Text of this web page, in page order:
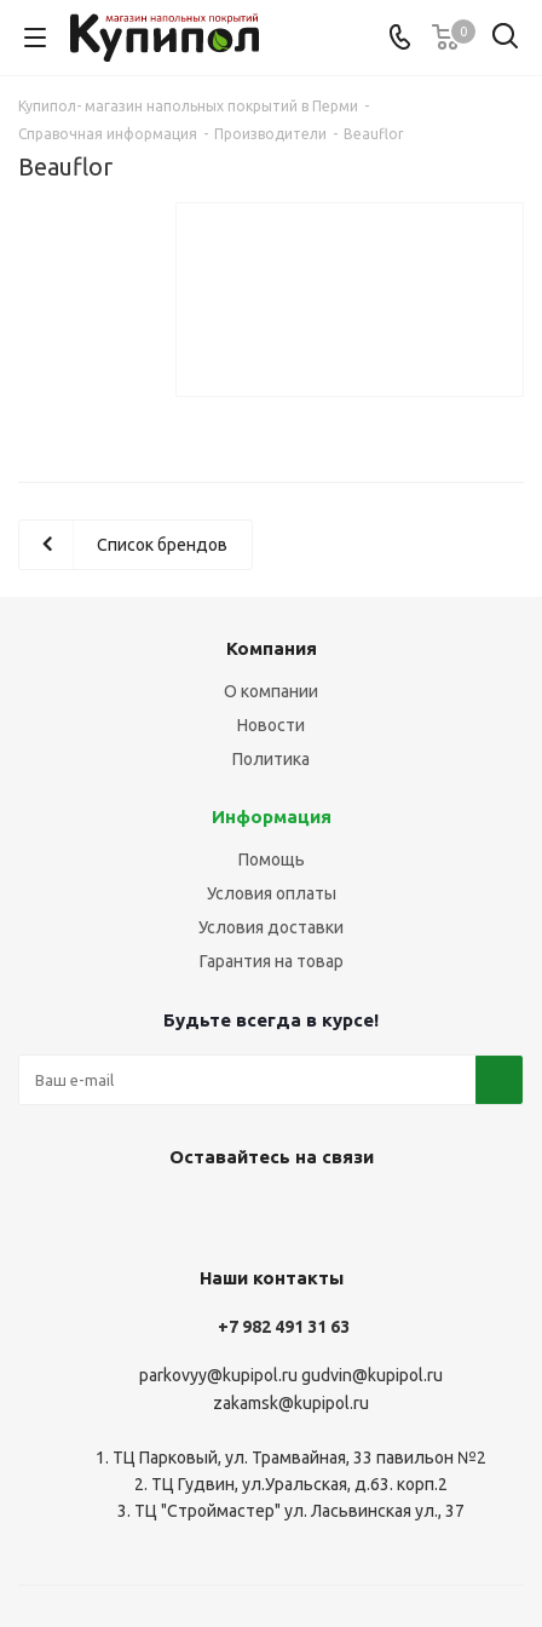
0
Купипол- магазин напольных покрытий в Перми -
Справочная информация - Производители - Beauflor
Beauflor
Список брендов
Компания
О компании
Новости
Политика
Информация
Помощь
Условия оплаты
Условия доставки
Гарантия на товар
Будьте всегда в курсе!
Оставайтесь на связи
Наши контакты
+7 982 491 31 63
parkovyy@kupipol.ru gudvin@kupipol.ru
zakamsk@kupipol.ru
1. ТЦ Парковый, ул. Трамвайная, 33 павильон №2
2. ТЦ Гудвин, ул.Уральская, д.63. корп.2
3. ТЦ "Строймастер" ул. Ласьвинская ул., 37